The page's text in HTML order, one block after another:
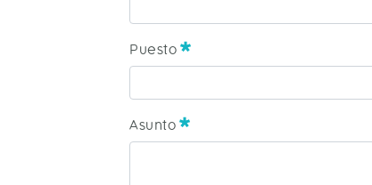
Obligatori
Puesto
Obligatori
Asunto